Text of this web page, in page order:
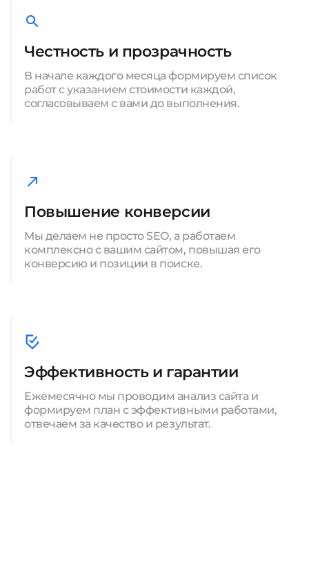
Честность и прозрачность
В начале каждого месяца формируем список
работ с указанием стоимости каждой,
согласовываем с вами до выполнения.
Повышение конверсии
Мы делаем не просто SEO, а работаем
комплексно с вашим сайтом, повышая его
конверсию и позиции в поиске.
Эффективность и гарантии
Ежемесячно мы проводим анализ сайта и
формируем план с эффективными работами,
отвечаем за качество и результат.